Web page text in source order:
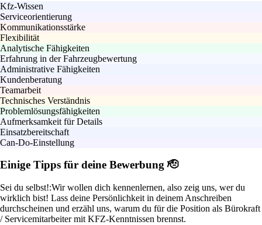
Kfz-Wissen
Serviceorientierung
Kommunikationsstärke
Flexibilität
Analytische Fähigkeiten
Erfahrung in der Fahrzeugbewertung
Administrative Fähigkeiten
Kundenberatung
Teamarbeit
Technisches Verständnis
Problemlösungsfähigkeiten
Aufmerksamkeit für Details
Einsatzbereitschaft
Can-Do-Einstellung
Einige Tipps für deine Bewerbung 🫡
Sei du selbst!:Wir wollen dich kennenlernen, also zeig uns, wer du
wirklich bist! Lass deine Persönlichkeit in deinem Anschreiben
durchscheinen und erzähl uns, warum du für die Position als Bürokraft
/ Servicemitarbeiter mit KFZ-Kenntnissen brennst.